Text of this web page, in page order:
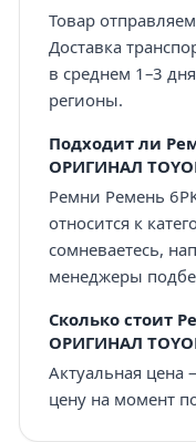
Товар
Доставка
в среднем 1–3
регионы.
Подходит ли
ОРИГИНАЛ
Ремни Ремень
относится к
сомневаетесь,
менеджеры
Сколько стоит
ОРИГИНАЛ
Актуальная
цену на момент